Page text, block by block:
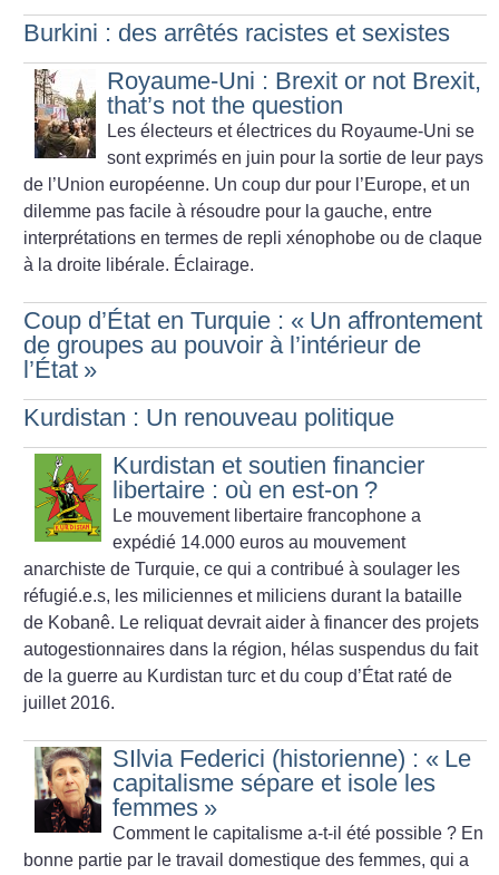
Burkini : des arrêtés racistes et sexistes
Royaume-Uni : Brexit or not Brexit,
that’s not the question
Les électeurs et électrices du Royaume-Uni se
sont exprimés en juin pour la sortie de leur pays
de l’Union européenne. Un coup dur pour l’Europe, et un
dilemme pas facile à résoudre pour la gauche, entre
interprétations en termes de repli xénophobe ou de claque
à la droite libérale. Éclairage.
Coup d’État en Turquie : « Un affrontement
de groupes au pouvoir à l’intérieur de
l’État »
Kurdistan : Un renouveau politique
Kurdistan et soutien financier
libertaire : où en est-on ?
Le mouvement libertaire francophone a
expédié 14.000 euros au mouvement
anarchiste de Turquie, ce qui a contribué à soulager les
réfugié.e.s, les miliciennes et miliciens durant la bataille
de Kobanê. Le reliquat devrait aider à financer des projets
autogestionnaires dans la région, hélas suspendus du fait
de la guerre au Kurdistan turc et du coup d’État raté de
juillet 2016.
SIlvia Federici (historienne) : « Le
capitalisme sépare et isole les
femmes »
Comment le capitalisme a-t-il été possible ? En
bonne partie par le travail domestique des femmes, qui a